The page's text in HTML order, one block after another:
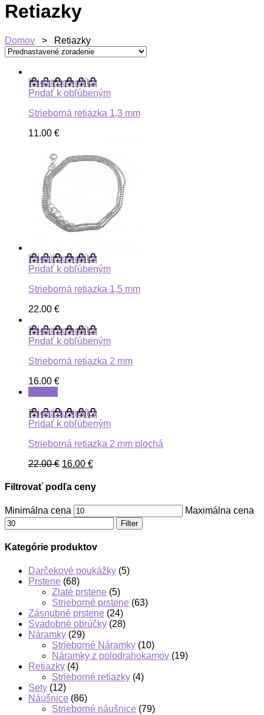
Retiazky
Domov > Retiazky
Pridať do košíka
Pridať k obľúbeným
Strieborná retiazka 1,3 mm
11.00 €
Pridať do košíka
Pridať k obľúbeným
Strieborná retiazka 1,5 mm
22.00 €
Pridať do košíka
Pridať k obľúbeným
Strieborná retiazka 2 mm
16.00 €
Pridať do košíka
Pridať k obľúbeným
Strieborná retiazka 2 mm plochá
22.00€ 16.00 €
Filtrovať podľa ceny
Minimálna cena Maximálna cena
Filter
Kategórie produktov
Darčekové poukážky (5)
Prstene (68)
Zlaté prstene (5)
Strieborné prstene (63)
Zásnubné prstene (24)
Svadobné obrúčky (28)
Náramky (29)
Strieborné Náramky (10)
Náramky z polodrahokamov (19)
Retiazky (4)
Strieborné retiazky (4)
Sety (12)
Náušnice (86)
Strieborné náušnice (79)